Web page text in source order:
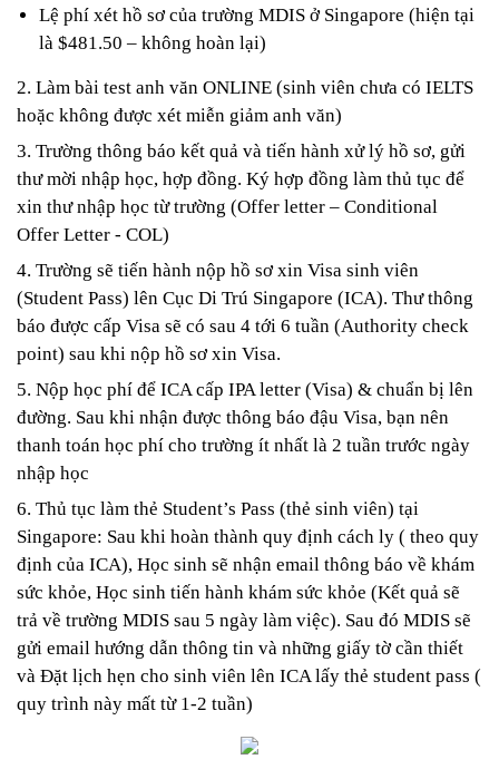
Lệ phí xét hồ sơ của trường MDIS ở Singapore (hiện tại
là $481.50 – không hoàn lại)
2. Làm bài test anh văn ONLINE (sinh viên chưa có IELTS
hoặc không được xét miễn giảm anh văn)
3. Trường thông báo kết quả và tiến hành xử lý hồ sơ, gửi
thư mời nhập học, hợp đồng. Ký hợp đồng làm thủ tục để
xin thư nhập học từ trường (Offer letter – Conditional
Offer Letter - COL)
4. Trường sẽ tiến hành nộp hồ sơ xin Visa sinh viên
(Student Pass) lên Cục Di Trú Singapore (ICA). Thư thông
báo được cấp Visa sẽ có sau 4 tới 6 tuần (Authority check
point) sau khi nộp hồ sơ xin Visa.
5. Nộp học phí để ICA cấp IPA letter (Visa) & chuẩn bị lên
đường. Sau khi nhận được thông báo đậu Visa, bạn nên
thanh toán học phí cho trường ít nhất là 2 tuần trước ngày
nhập học
6. Thủ tục làm thẻ Student’s Pass (thẻ sinh viên) tại
Singapore: Sau khi hoàn thành quy định cách ly ( theo quy
định của ICA), Học sinh sẽ nhận email thông báo về khám
sức khỏe, Học sinh tiến hành khám sức khỏe (Kết quả sẽ
trả về trường MDIS sau 5 ngày làm việc). Sau đó MDIS sẽ
gửi email hướng dẫn thông tin và những giấy tờ cần thiết
và Đặt lịch hẹn cho sinh viên lên ICA lấy thẻ student pass (
quy trình này mất từ 1-2 tuần)